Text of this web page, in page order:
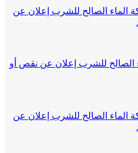
الماء الصالح للشرب إعلان عن
الصالح للشرب إعلان عن نقص أو
الماء الصالح للشرب إعلان عن